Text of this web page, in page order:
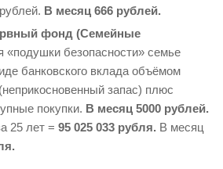
В месяц 666 рублей.
фонд (Семейные
«подушки безопасности» семье
банковского вклада объёмом
запас) плюс
покупки. В месяц 5000 рублей.
25 лет = 95 025 033 рубля. В месяц